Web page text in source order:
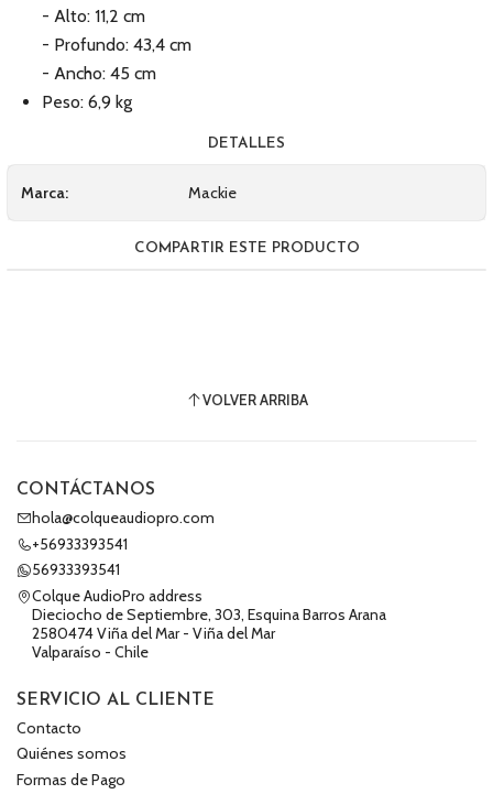
- Alto: 11,2 cm
- Profundo: 43,4 cm
- Ancho: 45 cm
Peso: 6,9 kg
DETALLES
Marca: Mackie
COMPARTIR ESTE PRODUCTO
VOLVER ARRIBA
CONTÁCTANOS
hola@colqueaudiopro.com
+56933393541
56933393541
Colque AudioPro address
Dieciocho de Septiembre, 303, Esquina Barros Arana
2580474 Viña del Mar - Viña del Mar
Valparaíso - Chile
SERVICIO AL CLIENTE
Contacto
Quiénes somos
Formas de Pago